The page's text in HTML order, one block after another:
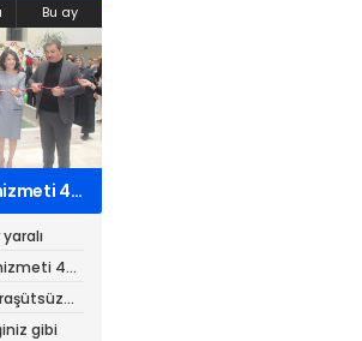
Bu ay
4
4
gibi
aktanuslu@gmail.com